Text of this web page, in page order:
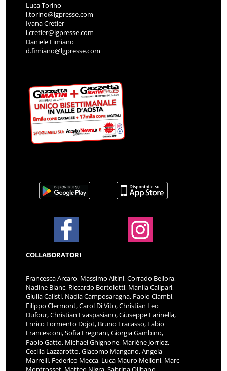
Luca Torino
l.torino@lgpresse.com
Ivana Cretier
i.cretier@lgpresse.com
Daniele Fimiano
d.fimiano@lgpresse.com
COLLABORATORI
Francesca Arcaro, Massimo Altini, Corrado Bellora,
Nadine Blanc, Riccardo Bortolotti, Manila Calipari,
Giulia Calisti, Nadia Camposaragna, Paolo Ciambi,
Filippo Clermont, Carol Di Vito, Christian Leo
Dufour, Christian Evaspasiano, Giuseppe Farinella,
Enrico Formento Dojot, Bruno Fracasso, Fabio
Francesconi, Sofia Fregnani, Giorgia Gambino,
Paolo Gatto, Michael Ghignone, Marlène Jorrioz,
Cecilia Lazzarotto, Giacomo Mangano, Angela
Marrelli, Federico Mecca, Luca Mauro Melloni, Marc